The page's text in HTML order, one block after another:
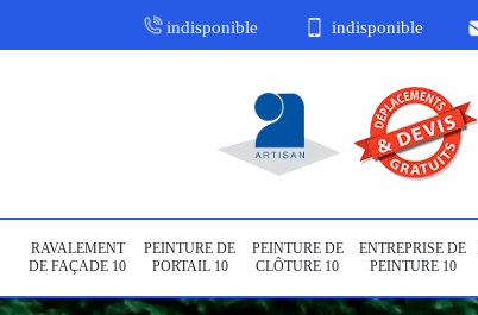
indisponible indisponible
RAVALEMENT
DE FAÇADE 10
PEINTURE DE
PORTAIL 10
PEINTURE DE
CLÔTURE 10
ENTREPRISE DE
PEINTURE 10